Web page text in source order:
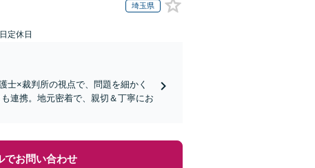
埼玉県
定休日
士×裁判所の視点で、問題を細かく
連携。地元密着で、親切＆丁寧にお
でお問い合わせ